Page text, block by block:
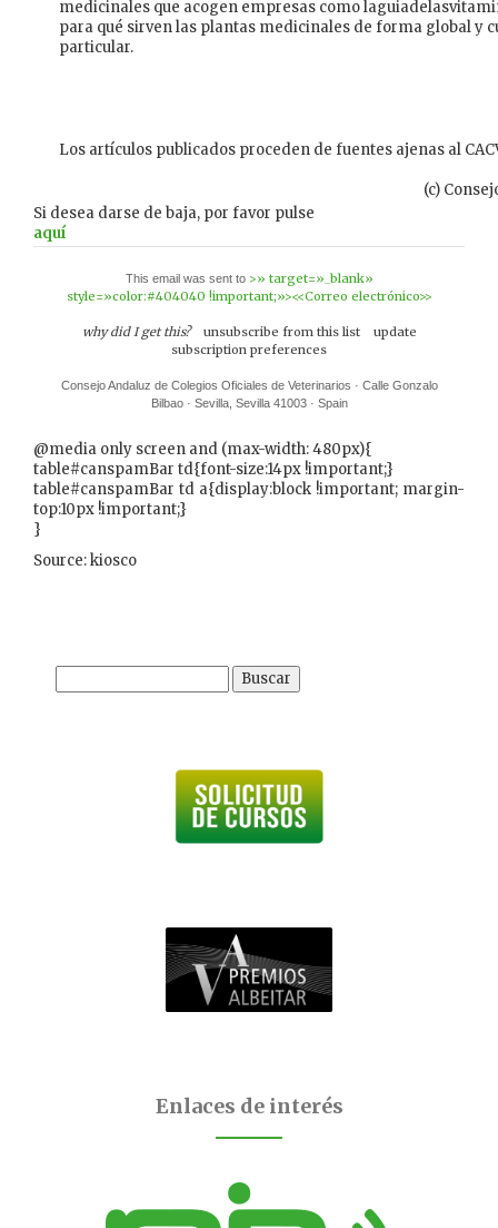
medicinales que acogen empresas como
para qué sirven las plantas medicinales de forma global y
particular.
Los artículos publicados proceden de fuentes ajenas al
(c)
Si desea darse de baja, por favor pulse
aquí
This email was sent to >» target=»_blank»
style=»color:#404040 !important;»><<Correo electrónico>>
why did I get this? unsubscribe from this list
update
subscription preferences
Consejo Andaluz de Colegios Oficiales de Veterinarios · Calle Gonzalo
Bilbao · Sevilla, Sevilla 41003 · Spain
@media only screen and (max-width: 480px){
table#canspamBar td{font-size:14px !important;}
table#canspamBar td a{display:block !important; margin-
top:10px !important;}
}
Source: kiosco
Buscar:
Enlaces de interés